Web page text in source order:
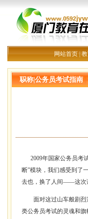
网站首页|
职称|公务员考试指南
2009年国家公务员考
断”模块，我们感受到了
去也，换了人间——这次
面对这过山车般剧烈震
类公务员考试的灵魂和